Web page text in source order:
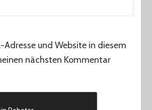
Adresse und Website in diesem
nächsten Kommentar